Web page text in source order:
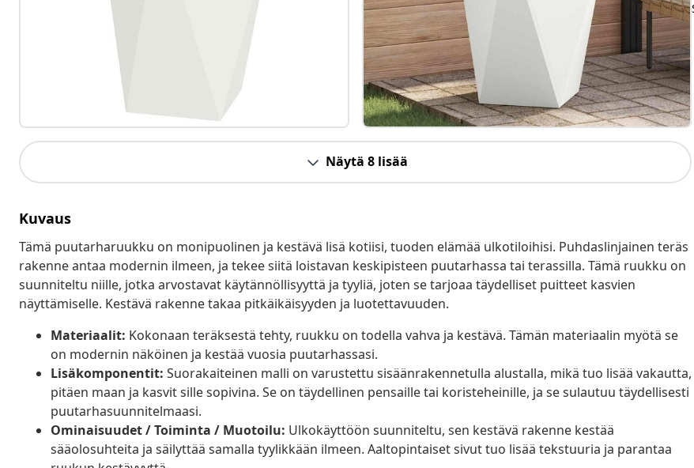
Näytä 8 lisää
Kuvaus
Tämä puutarharuukku on monipuolinen ja kestävä lisä kotiisi, tuoden elämää ulkotiloihisi. Puhdaslinjainen teräs
rakenne antaa modernin ilmeen, ja tekee siitä loistavan keskipisteen puutarhassa tai terassilla. Tämä ruukku on
suunniteltu niille, jotka arvostavat käytännöllisyyttä ja tyyliä, joten se tarjoaa täydelliset puitteet kasvien
näyttämiselle. Kestävä rakenne takaa pitkäikäisyyden ja luotettavuuden.
Materiaalit: Kokonaan teräksestä tehty, ruukku on todella vahva ja kestävä. Tämän materiaalin myötä se
on modernin näköinen ja kestää vuosia puutarhassasi.
Lisäkomponentit: Suorakaiteinen malli on varustettu sisäänrakennetulla alustalla, mikä tuo lisää vakautta,
pitäen maan ja kasvit sille sopivina. Se on täydellinen pensaille tai koristeheinille, ja se sulautuu täydellisesti
puutarhasuunnitelmaasi.
Ominaisuudet / Toiminta / Muotoilu: Ulkokäyttöön suunniteltu, sen kestävä rakenne kestää
sääolosuhteita ja säilyttää samalla tyylikkään ilmeen. Aaltopintaiset sivut tuo lisää tekstuuria ja parantaa